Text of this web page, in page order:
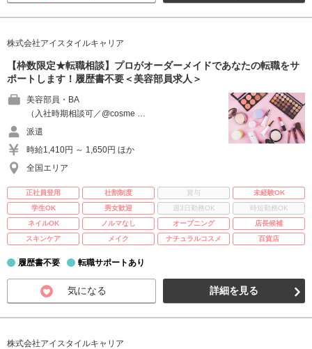
株式会社アイスタイルキャリア
【枠数限定★転職相談】プロがオーダーメイドであなたの転職をサ
ポートします！履歴書不要＜美容部員求人＞
美容部員・BA
（入社時期相談可／@cosme …
派遣
時給1,410円 ～ 1,650円 ほか
全国エリア
正社員登用 社割制度 賞与
未経験OK
学生OK
男女歓迎 週3日勤務OK
時短勤務OK
ネイルOK
ノルマなし オープニング
店長候補
スキンケア
メイク ナチュラルコスメ 百貨店
履歴書不要 転職サポートあり
気になる 詳細を見る
株式会社アイスタイルキャリア